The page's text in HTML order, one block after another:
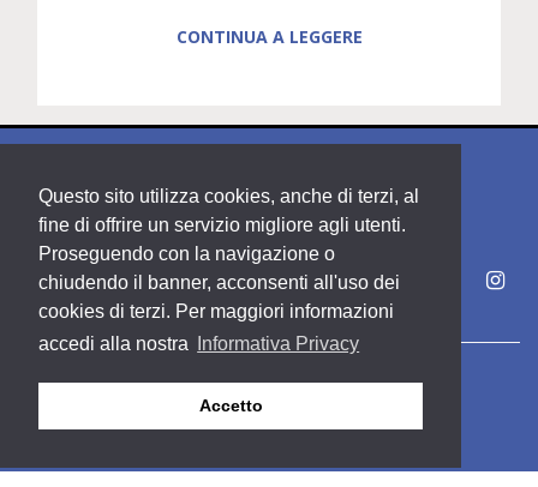
Questo sito utilizza cookies, anche di terzi, al
fine di offrire un servizio migliore agli utenti.
Proseguendo con la navigazione o
chiudendo il banner, acconsenti all'uso dei
cookies di terzi. Per maggiori informazioni
accedi alla nostra
Informativa Privacy
Accetto
CONTINUA A LEGGERE
Copyright PDE srl società del Gruppo Feltrinelli S. p. A.
Area riservata Privacy & Policy